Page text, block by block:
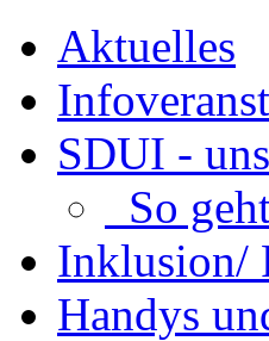
Aktuelles
SDUI -
So
Inklusion/
Handys